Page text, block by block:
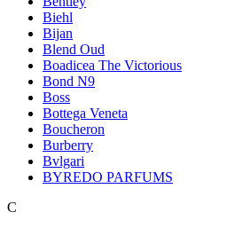
Biehl
Bijan
Blend Oud
Boadicea The Victorious
Bond N9
Boss
Bottega Veneta
Boucheron
Burberry
Bvlgari
BYREDO PARFUMS
C